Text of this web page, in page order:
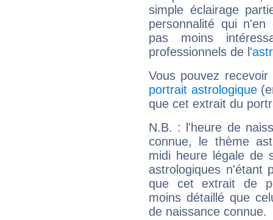
simple éclairage
personnalité qui n'en
pas moins
professionnels de l'
Vous pouvez
portrait astrologique
que cet extrait du
N.B. : l'heure de
connue, le thème
midi heure légale de
astrologiques n'étant
que cet extrait de
moins détaillé que
de naissance connue.